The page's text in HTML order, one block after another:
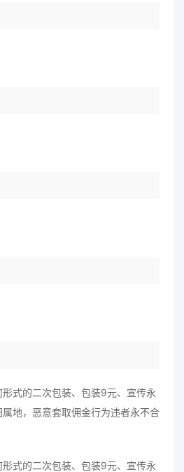
式的二次包装、包装9元、宣传永
地，恶意套取佣金行为违者永不合
式的二次包装、包装9元、宣传永